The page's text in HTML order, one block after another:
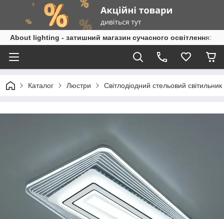
About lighting - затишний магазин сучасного освітлення:
Каталог Люстри Світлодіодний стельовий